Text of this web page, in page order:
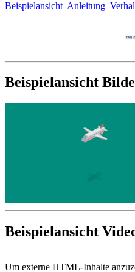
Beispielansicht Anleitung
Beispielansicht
Beispielansicht
Um externe HTML-Inhalte